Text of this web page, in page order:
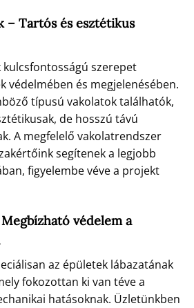
– Tartós és esztétikus
szerepet
védelmében és megjelenésében.
típusú vakolatok találhatók,
de hosszú távú
A megfelelő vakolatrendszer
segítenek a legjobb
figyelembe véve a projekt
védelem a
az épületek lábazatának
fokozottan ki van téve a
hatásoknak. Üzletünkben